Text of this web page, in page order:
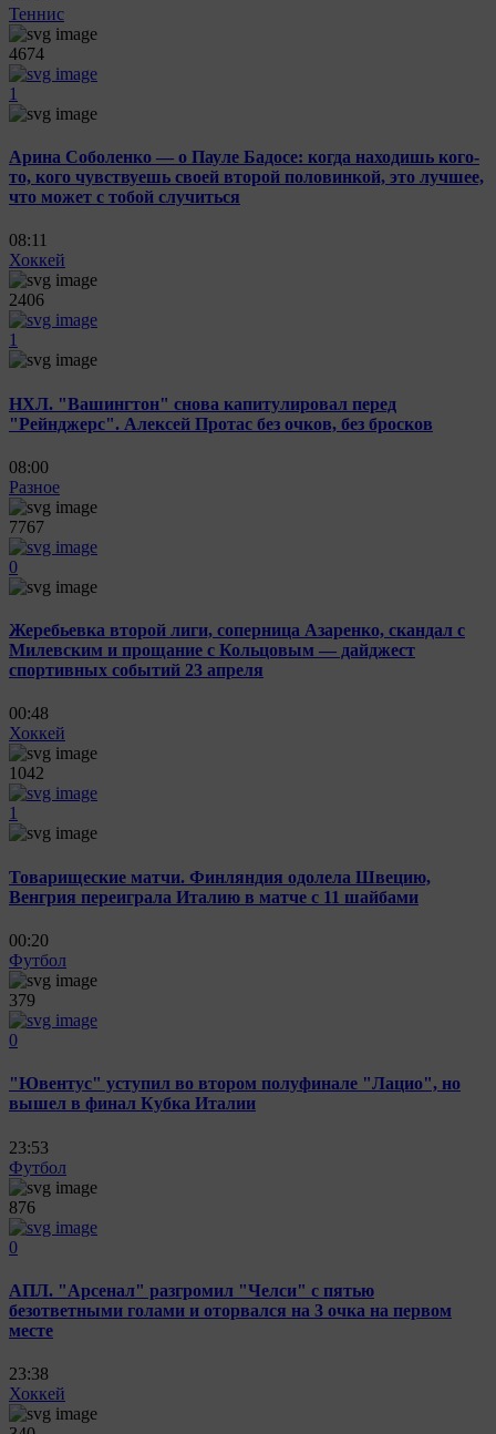
Теннис
4674
1
Арина Соболенко — о Пауле Бадосе: когда находишь кого-
то, кого чувствуешь своей второй половинкой, это лучшее,
что может с тобой случиться
08:11
Хоккей
2406
1
НХЛ. "Вашингтон" снова капитулировал перед
"Рейнджерс". Алексей Протас без очков, без бросков
08:00
Разное
7767
0
Жеребьевка второй лиги, соперница Азаренко, скандал с
Милевским и прощание с Кольцовым — дайджест
спортивных событий 23 апреля
00:48
Хоккей
1042
1
Товарищеские матчи. Финляндия одолела Швецию,
Венгрия переиграла Италию в матче с 11 шайбами
00:20
Футбол
379
0
"Ювентус" уступил во втором полуфинале "Лацио", но
вышел в финал Кубка Италии
23:53
Футбол
876
0
АПЛ. "Арсенал" разгромил "Челси" с пятью
безответными голами и оторвался на 3 очка на первом
месте
23:38
Хоккей